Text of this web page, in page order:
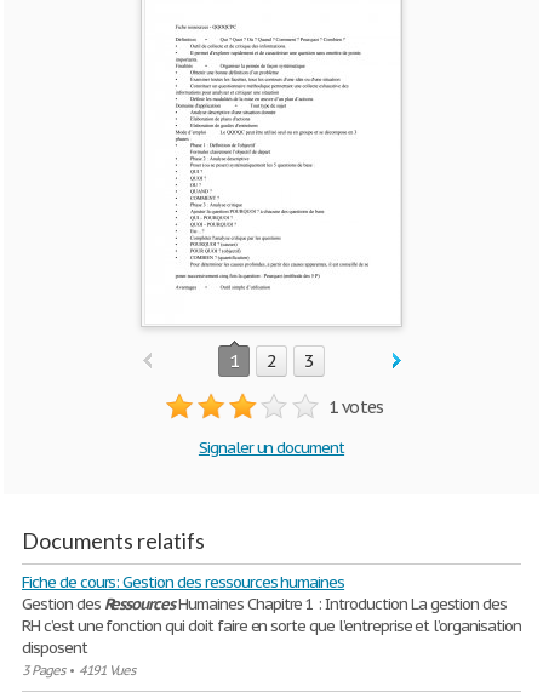
1 2 3
1 votes
Signaler un document
Documents relatifs
Fiche de cours: Gestion des ressources humaines
Gestion des RessourcesHumaines Chapitre 1 : Introduction La gestion des
RH c’est une fonction qui doit faire en sorte que l’entreprise et l’organisation
disposent
3 Pages• 4191 Vues